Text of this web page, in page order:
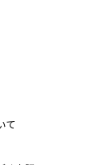
て